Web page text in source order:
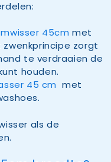
45cmmet
zwenkprincipe zorgt
te verdraaien de
houden.
45 cm met
als de